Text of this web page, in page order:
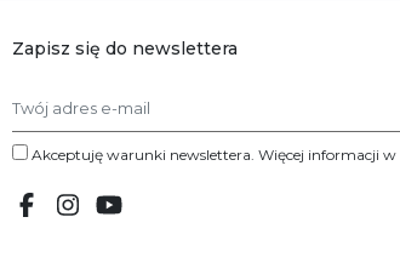
Zapisz się do newslettera
Akceptuję warunki newslettera. Więcej informacji w